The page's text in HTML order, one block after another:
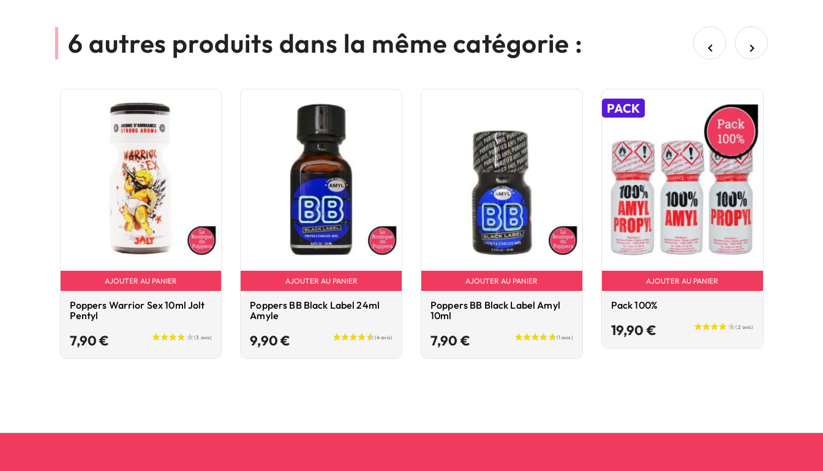
(1 avis) (1 avis)
6 autres produits dans la même catégorie :  
AJOUTER AU PANIER
Poppers Warrior Sex 10ml Jolt
Pentyl
7,90 €
AJOUTER AU PANIER
Poppers BB Black Label 24ml
Amyle
9,90 €
AJOUTER AU PANIER
Poppers BB Black Label Amyl
10ml
7,90 €Prix
PACK
AJOUTER AU PANIER
Pack 100%
19,90 €Prix